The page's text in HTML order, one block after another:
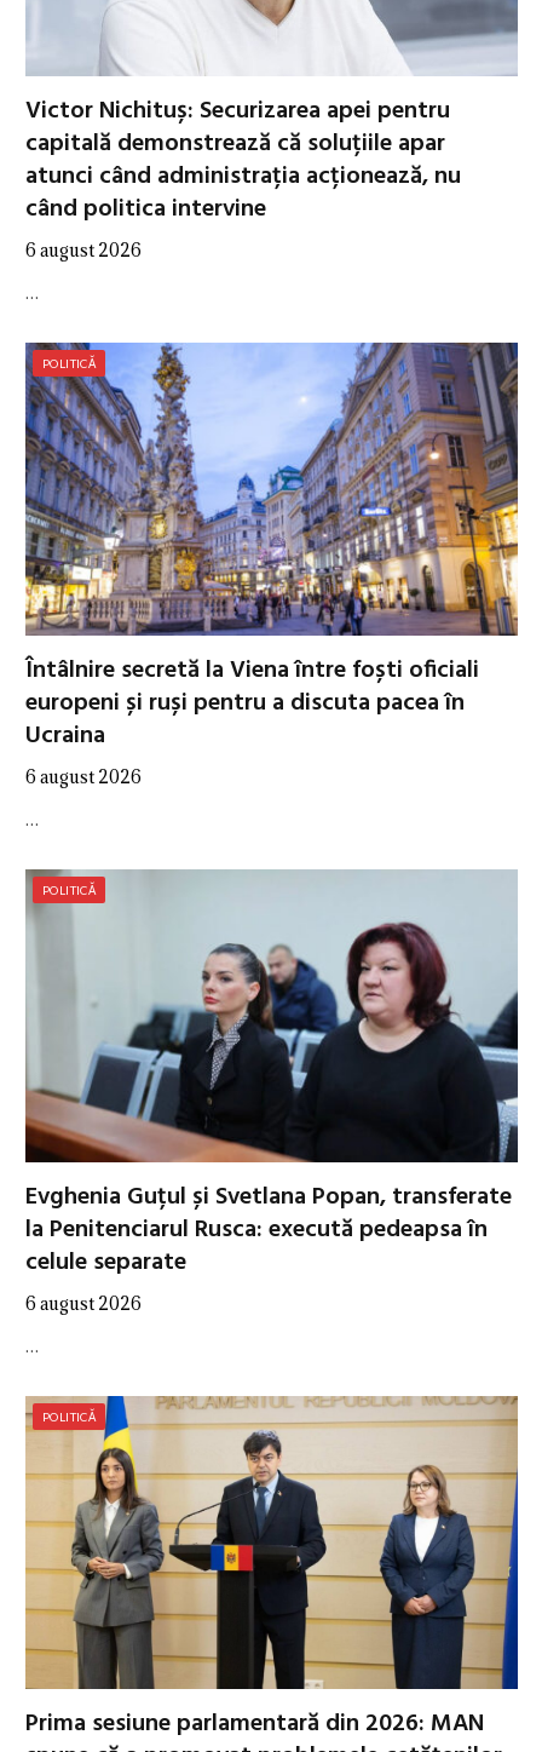
Victor Nichituș: Securizarea apei pentru
capitală demonstrează că soluțiile apar
atunci când administrația acționează, nu
când politica intervine
6 august 2026
…
POLITICĂ
Întâlnire secretă la Viena între foști oficiali
europeni și ruși pentru a discuta pacea în
Ucraina
6 august 2026
…
POLITICĂ
Evghenia Guțul și Svetlana Popan, transferate
la Penitenciarul Rusca: execută pedeapsa în
celule separate
6 august 2026
…
POLITICĂ
Prima sesiune parlamentară din 2026: MAN